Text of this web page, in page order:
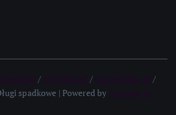
/ /
/
spadkowe | Powered by